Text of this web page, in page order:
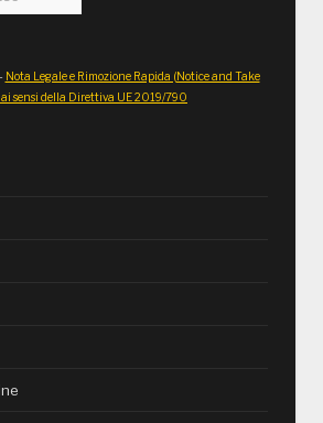
Nota Legale e Rimozione Rapida (Notice and Take
ai sensi della Direttiva UE 2019/790